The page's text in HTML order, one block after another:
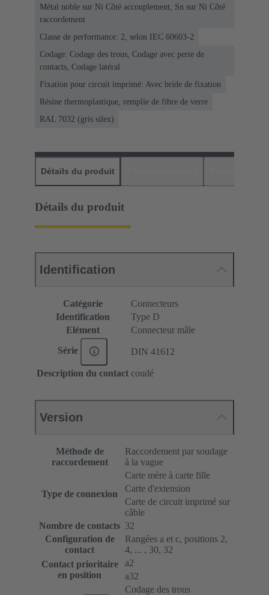
Métal noble sur Ni Côté accouplement, Sn sur Ni Côté
raccordement
Classe de performance: 2, selon IEC 60603-2
Codage: Codage des trous, Codage avec perte de
contacts, Codage latéral
Fixation pour circuit imprimé: Avec bride de fixation
Résine thermoplastique, remplie de fibre de verre
RAL 7032 (gris silex)
Détails du produit
Détails du produit
Identification
Catégorie
Connecteurs
Identification
Type D
Elément
Connecteur mâle
Série DIN 41612
Description du contact coudé
Version
Méthode de
raccordement
Raccordement par soudage
à la vague
Type de connexion
Carte mère à carte fille
Carte d'extension
Carte de circuit imprimé sur
câble
Nombre de contacts 32
Configuration de
contact
Rangées a et c, positions 2,
4, ... , 30, 32
Contact prioritaire
en position
a2
a32
Codage des trous